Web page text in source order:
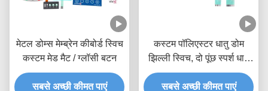
मेटल डोम्स मेम्ब्रेन कीबोर्ड स्विच
कस्टम मेड मैट / ग्लॉसी बटन
कस्टम पॉलिएस्टर धातु डोम
झिल्ली स्विच, दो पूंछ स्पर्श धातु
डोम स्विच
सबसे अच्छी कीमत पाएं